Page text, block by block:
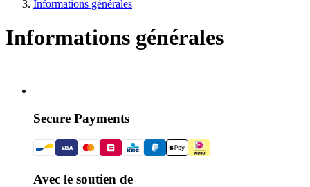
Informations générales
Informations générales
Secure Payments
Avec le soutien de